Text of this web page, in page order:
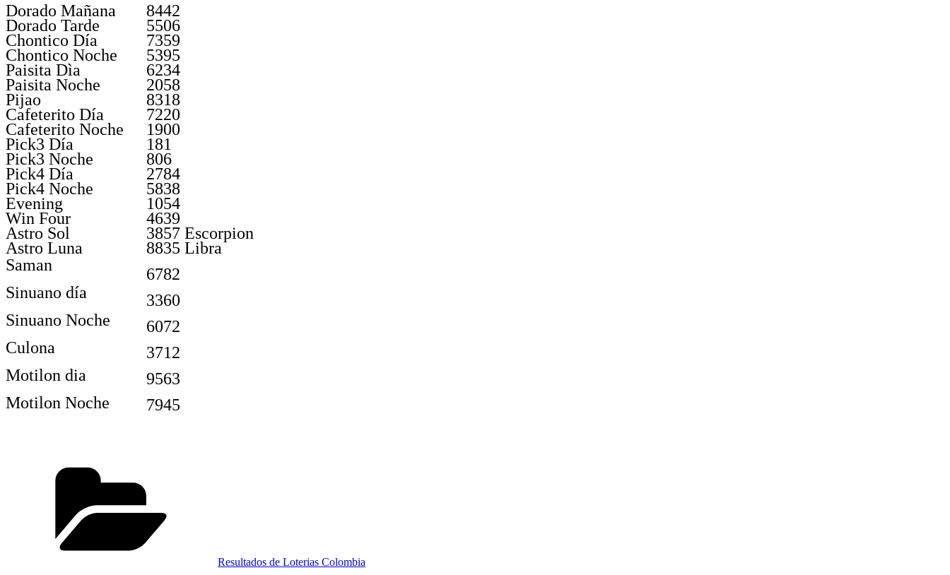
Dorado Mañana
8442
Dorado Tarde
5506
Chontico Día
7359
Chontico Noche
5395
Paisita Dìa
6234
Paisita Noche
2058
Pijao
8318
Cafeterito Día
7220
Cafeterito Noche
1900
Pick3 Día
181
Pick3 Noche
806
Pick4 Día
2784
Pick4 Noche
5838
Evening
1054
Win Four
4639
Astro Sol
3857 Escorpion
Astro Luna
8835 Libra
Saman
Sinuano día
Sinuano Noche
Culona
Motilon dia
Motilon Noche
6782
3360
6072
3712
9563
7945
Resultados de Loterias Colombia